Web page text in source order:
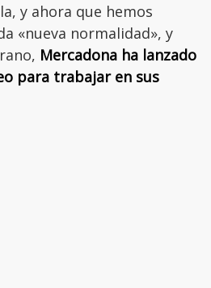
y ahora que hemos
«nueva normalidad», y
Mercadona ha lanzado
para trabajar en sus